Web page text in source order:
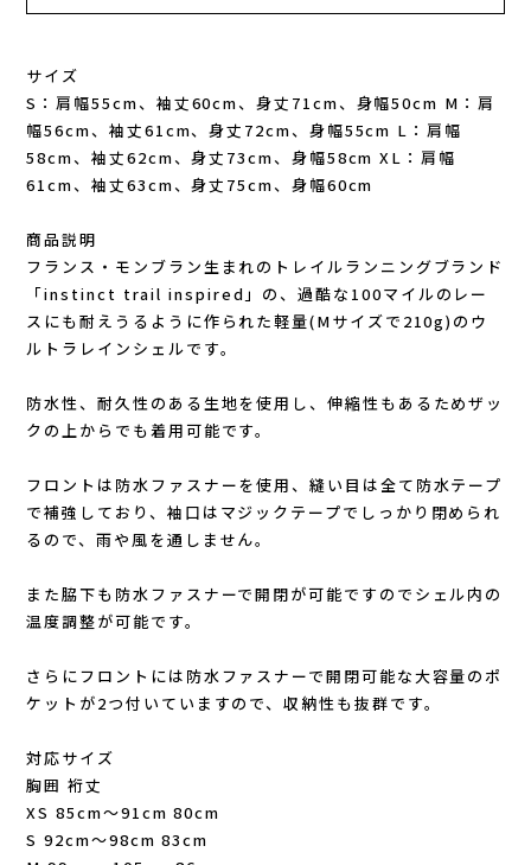
ミドリ安全
梅丹
Hydrapak(ハイドラパック)
injinji(インジンジ)
Joe Nimble(ジョー ニンブル)
LUNA SANDALS(ルナサンダル)
MERRELL(メレル)
MOUNTAIN HARD WEAR(マウンテンハー
ドウェア)
MYSTERY RANCH (ミステリーランチ)
サイズ
S：肩幅55cm、袖丈60cm、身丈71cm、身幅50cm M：肩
幅56cm、袖丈61cm、身丈72cm、身幅55cm L：肩幅
58cm、袖丈62cm、身丈73cm、身幅58cm XL：肩幅
61cm、袖丈63cm、身丈75cm、身幅60cm
商品説明
フランス・モンブラン生まれのトレイルランニングブランド
「instinct trail inspired」の、過酷な100マイルのレー
スにも耐えうるように作られた軽量(Mサイズで210g)のウ
ルトラレインシェルです。
防水性、耐久性のある生地を使用し、伸縮性もあるためザッ
クの上からでも着用可能です。
フロントは防水ファスナーを使用、縫い目は全て防水テープ
で補強しており、袖口はマジックテープでしっかり閉められ
るので、雨や風を通しません。
また脇下も防水ファスナーで開閉が可能ですのでシェル内の
温度調整が可能です。
さらにフロントには防水ファスナーで開閉可能な大容量のポ
ケットが2つ付いていますので、収納性も抜群です。
対応サイズ
胸囲 裄丈
XS 85cm～91cm 80cm
S 92cm～98cm 83cm